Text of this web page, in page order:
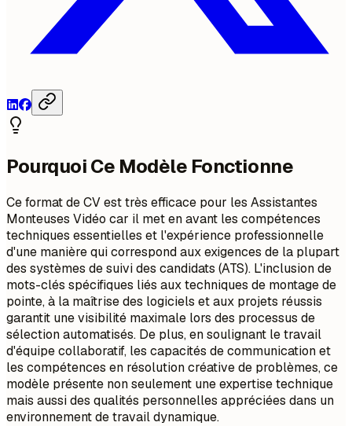
Pourquoi Ce Modèle Fonctionne
Ce format de CV est très efficace pour les Assistantes
Monteuses Vidéo car il met en avant les compétences
techniques essentielles et l'expérience professionnelle
d'une manière qui correspond aux exigences de la plupart
des systèmes de suivi des candidats (ATS). L'inclusion de
mots-clés spécifiques liés aux techniques de montage de
pointe, à la maîtrise des logiciels et aux projets réussis
garantit une visibilité maximale lors des processus de
sélection automatisés. De plus, en soulignant le travail
d'équipe collaboratif, les capacités de communication et
les compétences en résolution créative de problèmes, ce
modèle présente non seulement une expertise technique
mais aussi des qualités personnelles appréciées dans un
environnement de travail dynamique.